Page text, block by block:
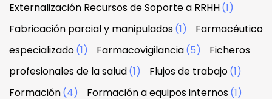
Externalización Recursos de Soporte a RRHH(1)
Fabricación parcial y manipulados(1)
Farmacéutico
especializado(1) Farmacovigilancia(5)
Ficheros
profesionales de la salud(1) Flujos de trabajo(1)
Formación(4) Formación a equipos internos(1)